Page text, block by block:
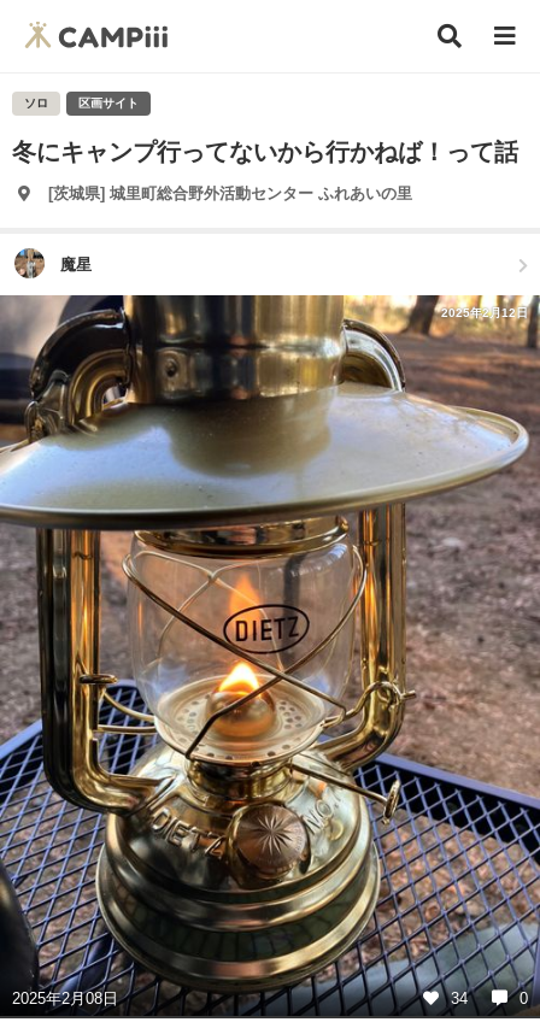
ソロ 区画サイト
冬にキャンプ行ってないから行かねば！って話
[茨城県] 城里町総合野外活動センター ふれあいの里
魔星
2025年2月12日
2025年2月08日 34 0